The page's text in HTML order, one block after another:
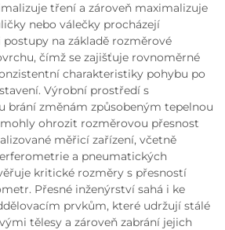
tření a zároveň maximalizuje
nebo válečky procházejí
na základě rozměrové
čímž se zajišťuje rovnoměrné
charakteristiky pohybu po
Výrobní prostředí s
brání změnám způsobeným tepelnou
ohrozit rozměrovou přesnost
měřicí zařízení, včetně
a pneumatických
kritické rozměry s přesností
Přesné inženýrství sahá i ke
prvkům, které udržují stálé
tělesy a zároveň zabrání jejich